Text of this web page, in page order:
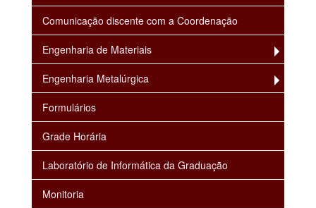
Comunicação discente com a Coordenação
Engenharia de Materiais
Engenharia Metalúrgica
Formulários
Grade Horária
Laboratório de Informática da Graduação
Monitoria